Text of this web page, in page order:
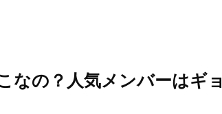
なの？人気メンバーはギョ